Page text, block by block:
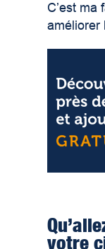
C’est ma
améliorer
votre